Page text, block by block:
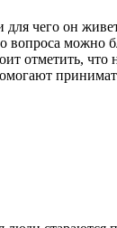
чего он
можно
отметить, что